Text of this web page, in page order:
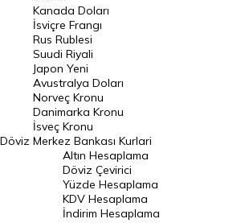
Frank Kuru
Riyal Kuru
Avustralya Doları
Danimarka Kronu Kuru
Kanada Doları Kuru
Norveç Kronu Kuru
İsveç Kronu Kuru
Japon Yeni Kuru
Serbest Piyasa Döviz Kurları
Döviz
Kanada Doları
İsviçre Frangı
Rus Rublesi
Suudi Riyali
Japon Yeni
Avustralya Doları
Norveç Kronu
Danimarka Kronu
İsveç Kronu
Merkez Bankası Kurlari
Altın Hesaplama
Döviz Çevirici
Yüzde Hesaplama
KDV Hesaplama
İndirim Hesaplama